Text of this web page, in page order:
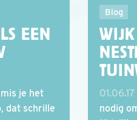
EEN
je het
dat schrille
Blog
01.06.17
nodig